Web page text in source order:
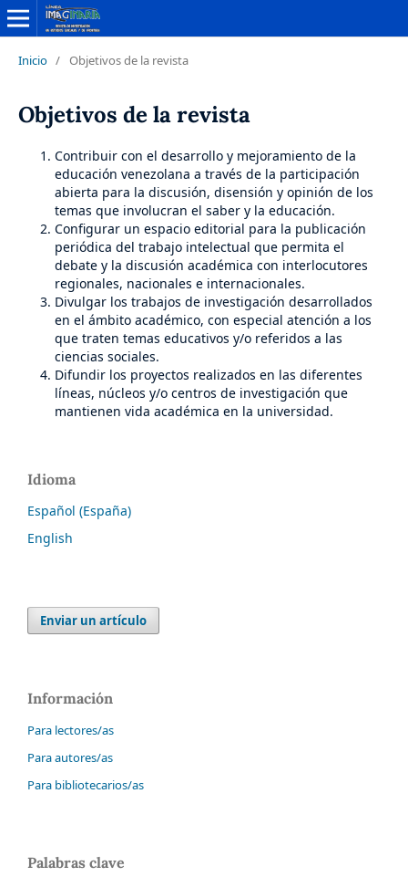
Inicio / Objetivos de la revista
Objetivos de la revista
Contribuir con el desarrollo y mejoramiento de la
educación venezolana a través de la participación
abierta para la discusión, disensión y opinión de los
temas que involucran el saber y la educación.
Configurar un espacio editorial para la publicación
periódica del trabajo intelectual que permita el
debate y la discusión académica con interlocutores
regionales, nacionales e internacionales.
Divulgar los trabajos de investigación desarrollados
en el ámbito académico, con especial atención a los
que traten temas educativos y/o referidos a las
ciencias sociales.
Difundir los proyectos realizados en las diferentes
líneas, núcleos y/o centros de investigación que
mantienen vida académica en la universidad.
Idioma
Español (España)
English
Enviar un artículo
Información
Para lectores/as
Para autores/as
Para bibliotecarios/as
Palabras clave